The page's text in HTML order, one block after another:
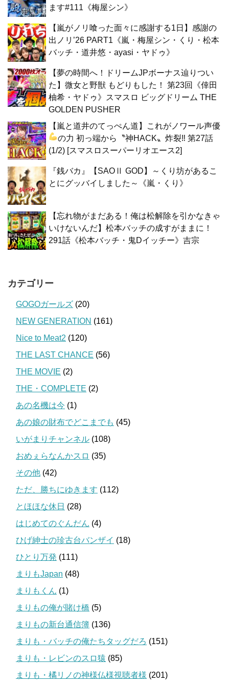
ます#111《梅屋シン》
【嵐がノリ喰った面々に感謝する1日】感謝の
出ノリ’26 PART1《嵐・梅屋シン・くり・松本
バッチ・道井悠・ayasi・ヤドゥ》
【夢の時間へ！ドリームJPボーナス辿りつい
た】微女と野獣 もどりもした！ 第23回《倖田
柚希・ヤドゥ》スマスロ ビッグドリーム THE
GOLDEN PUSHER
【嵐と道井のてっぺん道】これがノワール声優
の力 初っ端から〝神HACK〟炸裂‼ 第27話
(1/2) [スマスロスーパーリオエース2]
『銭バカ』【SAOⅡ GOD】～くり坊があるこ
とにグッバイしました～《嵐・くり》
【忘れ物がまだある！俺は松解除を引かなきゃ
いけないんだ】松本バッチの成すがままに！
291話《松本バッチ・鬼Dイッチー》吉宗
カテゴリー
GOGOガールズ (20)
NEW GENERATION (161)
Nice to Meat2 (120)
THE LAST CHANCE (56)
THE MOVIE (2)
THE・COMPLETE (2)
あの名機は今 (1)
あの娘の財布でどこまでも (45)
いがまりチャンネル (108)
おめぇらなんかスロ (35)
その他 (42)
ただ、勝ちにゆきます (112)
とほほな休日 (28)
はじめてのぐんだん (4)
ひげ紳士の珍古台バンザイ (18)
ひとり万発 (111)
まりもJapan (48)
まりもくん (1)
まりもの俺が賭け橋 (5)
まりもの新台通信簿 (136)
まりも・バッチの俺たちタッグだろ (151)
まりも・レビンのスロ猿 (85)
まりも・橘リノの神様仏様視聴者様 (201)